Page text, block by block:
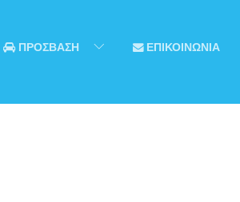
ΠΡΟΣΒΑΣΗ ΕΠΙΚΟΙΝΩΝΙΑ